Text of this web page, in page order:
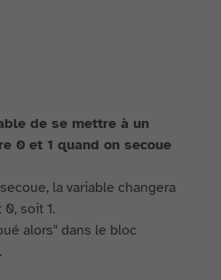
de se mettre à un
0 et 1 quand on secoue
la variable changera
soit 1.
alors" dans le bloc